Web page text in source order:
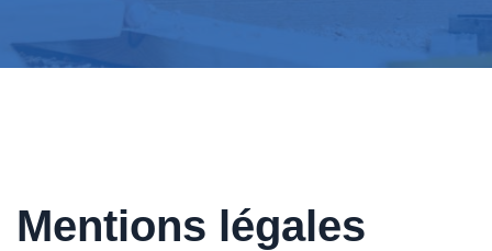
Mentions légales